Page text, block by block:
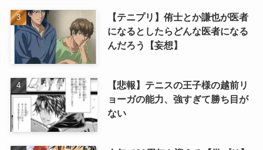
【テニプリ】侑士とか謙也が医者
になるとしたらどんな医者になる
んだろう【妄想】
【悲報】テニスの王子様の越前リ
ョーガの能力、強すぎて勝ち目が
ない